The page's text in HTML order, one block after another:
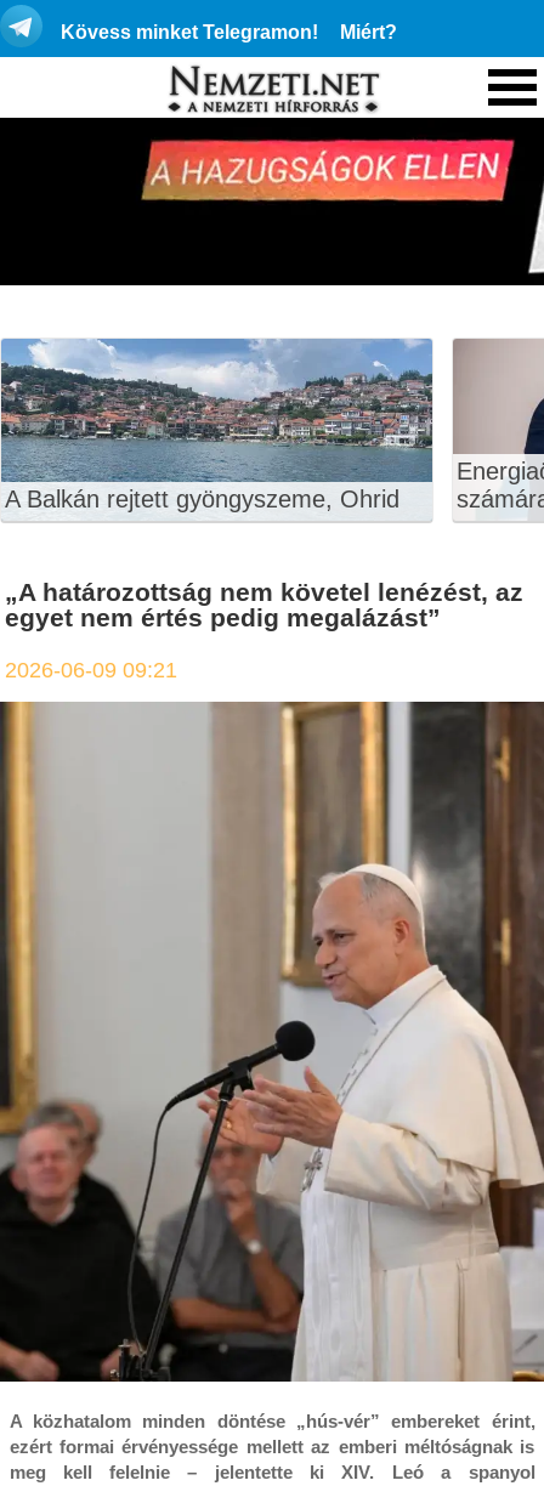
Kövess minket Telegramon! Miért?
A Balkán rejtett gyöngyszeme, Ohrid
„A határozottság nem követel lenézést, az
egyet nem értés pedig megalázást”
2026-06-09 09:21
A közhatalom minden döntése „hús-vér” embereket érint,
ezért formai érvényessége mellett az emberi méltóságnak is
meg kell felelnie – jelentette ki XIV. Leó a spanyol